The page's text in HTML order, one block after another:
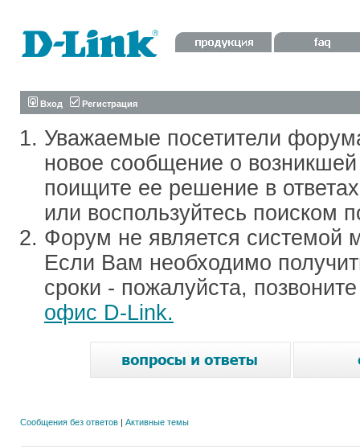
Вход Регистрация
Уважаемые посетители
новое сообщение о
поищите ее решение в
или воспользуйтесь поиском
Форум не является системой
Если Вам необходимо
сроки - пожалуйста,
офис D-Link.
Сообщения без ответов | Активные темы